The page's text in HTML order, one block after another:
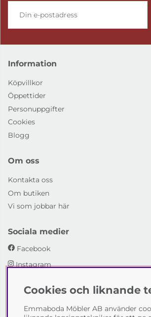
Information
Köpvillkor
Öppettider
Personuppgifter
Cookies
Blogg
Om oss
Kontakta oss
Om butiken
Vi som jobbar här
Sociala medier
Facebook
Instagram
Emmaboda Möbler AB
I fyra generationer har vi hjälpt
Cookies och liknande
Emmaboda Möbler AB använder